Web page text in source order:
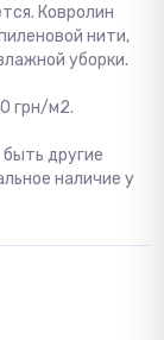
Ковролин
нити,
уборки.
грн/м2.
другие
наличие у